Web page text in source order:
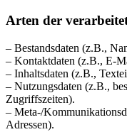
Arten der
– Bestandsdaten (z.B.,
– Kontaktdaten (z.B., E-
– Inhaltsdaten (z.B.,
– Nutzungsdaten (z.B.,
Zugriffszeiten).
– Meta-/
Adressen).